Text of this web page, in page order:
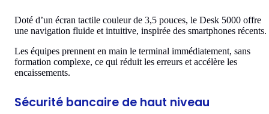
Doté d’un écran tactile couleur de 3,5 pouces, le Desk 5000 offre
une navigation fluide et intuitive, inspirée des smartphones récents.
Les équipes prennent en main le terminal immédiatement, sans
formation complexe, ce qui réduit les erreurs et accélère les
encaissements.
Sécurité bancaire de haut niveau